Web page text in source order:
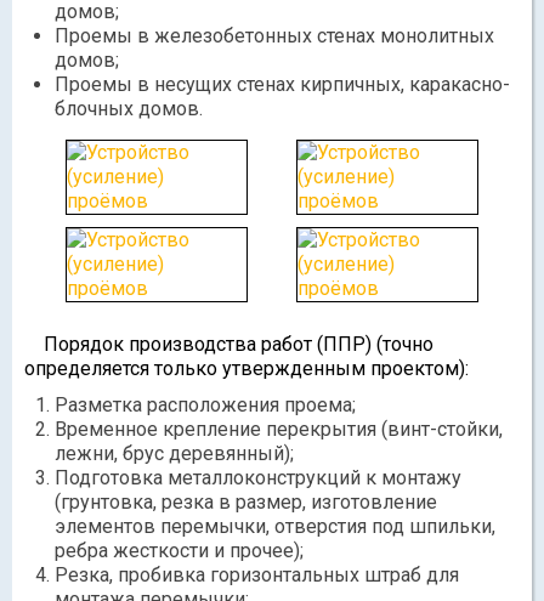
домов;
Проемы в железобетонных стенах монолитных
домов;
Проемы в несущих стенах кирпичных, каракасно-
блочных домов.
Порядок производства работ (ППР) (точно
определяется только утвержденным проектом):
Разметка расположения проема;
Временное крепление перекрытия (винт-стойки,
лежни, брус деревянный);
Подготовка металлоконструкций к монтажу
(грунтовка, резка в размер, изготовление
элементов перемычки, отверстия под шпильки,
ребра жесткости и прочее);
Резка, пробивка горизонтальных штраб для